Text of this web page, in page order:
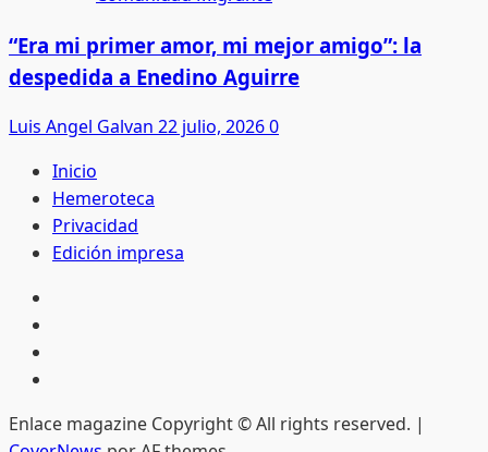
“Era mi primer amor, mi mejor amigo”: la
despedida a Enedino Aguirre
Luis Angel Galvan 22 julio, 20260
Inicio
Hemeroteca
Privacidad
Edición impresa
Enlace magazine Copyright © All rights reserved. |